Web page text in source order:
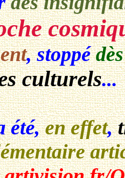
, stoppé
culturels...
en effet,